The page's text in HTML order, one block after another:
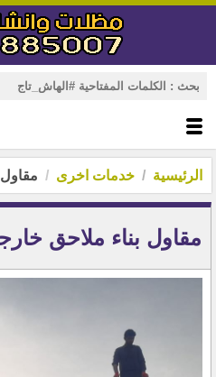
الرئيسية خدمات اخرى
مقاول بناء ملاحق